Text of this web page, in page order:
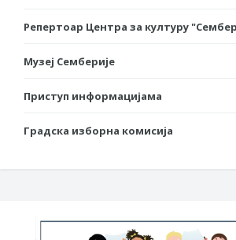
Репертоар Центра за културу
Музеј Семберије
Приступ информацијама
Градска изборна комисија